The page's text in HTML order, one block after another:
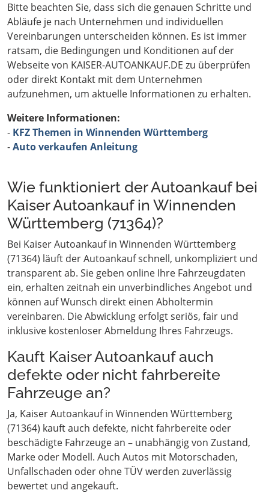
Bitte beachten Sie, dass sich die genauen Schritte und
Abläufe je nach Unternehmen und individuellen
Vereinbarungen unterscheiden können. Es ist immer
ratsam, die Bedingungen und Konditionen auf der
Webseite von KAISER-AUTOANKAUF.DE zu überprüfen
oder direkt Kontakt mit dem Unternehmen
aufzunehmen, um aktuelle Informationen zu erhalten.
Weitere Informationen:
- KFZ Themen in Winnenden Württemberg
-Auto verkaufen Anleitung
Wie funktioniert der Autoankauf bei
Kaiser Autoankauf in Winnenden
Württemberg (71364)?
Bei Kaiser Autoankauf in Winnenden Württemberg
(71364) läuft der Autoankauf schnell, unkompliziert und
transparent ab. Sie geben online Ihre Fahrzeugdaten
ein, erhalten zeitnah ein unverbindliches Angebot und
können auf Wunsch direkt einen Abholtermin
vereinbaren. Die Abwicklung erfolgt seriös, fair und
inklusive kostenloser Abmeldung Ihres Fahrzeugs.
Kauft Kaiser Autoankauf auch
defekte oder nicht fahrbereite
Fahrzeuge an?
Ja, Kaiser Autoankauf in Winnenden Württemberg
(71364) kauft auch defekte, nicht fahrbereite oder
beschädigte Fahrzeuge an – unabhängig von Zustand,
Marke oder Modell. Auch Autos mit Motorschaden,
Unfallschaden oder ohne TÜV werden zuverlässig
bewertet und angekauft.